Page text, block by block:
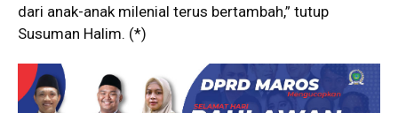
dari anak-anak milenial terus bertambah,” tutup
Susuman Halim. (*)